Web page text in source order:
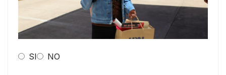
SI NO